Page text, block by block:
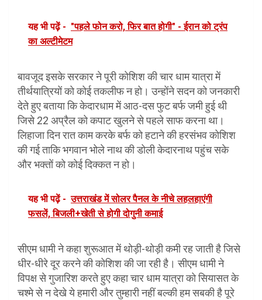
यह भी पढ़ें - "पहले फोन करो, फिर बात होगी" - ईरान को ट्रंप
का अल्टीमेटम
बावजूद इसके सरकार ने पूरी कोशिश की चार धाम यात्रा में
तीर्थयात्रियों को कोई तकलीफ न हो। उन्होंने सदन को जनकारी
देते हुए बताया कि केदारधाम में आठ-दस फुट बर्फ जमी हुई थी
जिसे 22 अप्रैल को कपाट खुलने से पहले साफ करना था।
लिहाजा दिन रात काम करके बर्फ को हटाने की हरसंभव कोशिश
की गई ताकि भगवान भोले नाथ की डोली केदारनाथ पहुंच सके
और भक्तों को कोई दिक्कत न हो।
यह भी पढ़ें - उत्तराखंड में सोलर पैनल के नीचे लहलहाएंगी
फसलें, बिजली+खेती से होगी दोगुनी कमाई
सीएम धामी ने कहा शुरूआत में थोड़ी-थोड़ी कमी रह जाती है जिसे
धीर-धीरे दूर करने की कोशिश की जा रही है। सीएम धामी ने
विपक्ष से गुजारिश करते हुए कहा चार धाम यात्रा को सियासत के
चश्मे से न देखे ये हमारी और तुम्हारी नहीं बल्की हम सबकी है पूरे